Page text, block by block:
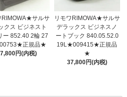
RIMOWA★サルサ
クス ビジネスト
ー 852.40 2輪 27
正規品★
円(内税)
リモワRIMOWA★サルサ
デラックス ビジネスノ
ートブック 840.05.52.0
19L★009415★正規品
★
37,800円(内税)